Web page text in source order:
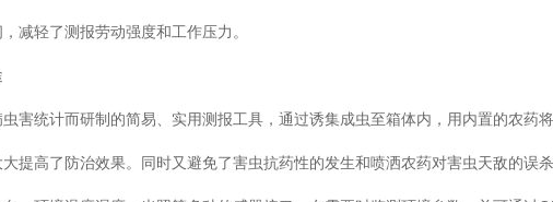
减轻了测报劳动强度和工作压力。
害统计而研制的简易、实用测报工具，通过诱集成虫至箱体内，用内置的农药
提高了防治效果。同时又避免了害虫抗药性的发生和喷洒农药对害虫天敌的误